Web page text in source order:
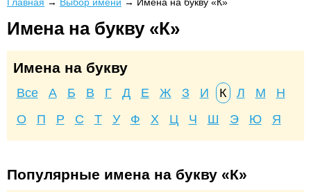
Имена на букву «К»
Имена на букву
Все А Б В Г Д Е Ж З И К Л М
Н
О
П Р С Т У Ф Х Ц Ч Ш Э Ю Я
Популярные имена на букву «К»